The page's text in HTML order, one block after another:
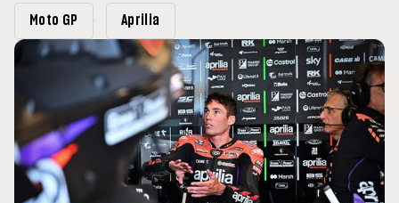
droite à Madrid
Bretagne
Moto GP Aprilia